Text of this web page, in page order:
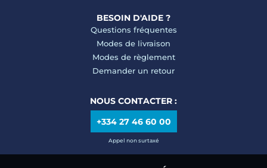
BESOIN D'AIDE ?
Questions fréquentes
Modes de livraison
Modes de règlement
Demander un retour
NOUS CONTACTER :
+334 27 46 60 00
Appel non surtaxé